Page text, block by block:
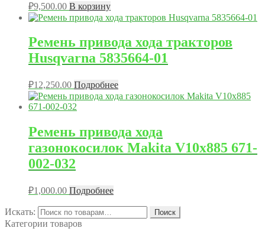
₽9,500.00 В корзину
Ремень привода хода тракторов
Husqvarna 5835664-01
₽12,250.00 Подробнее
Ремень привода хода
газонокосилок Makita V10x885 671-
002-032
₽1,000.00 Подробнее
Искать: Поиск
Категории товаров